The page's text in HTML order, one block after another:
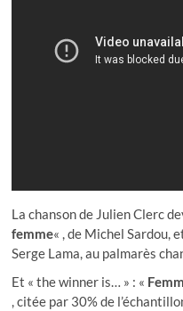
La chanson de Julien Clerc
femme« , de Michel Sardou,
Serge Lama, au palmarès
Et « the winner is… » : «
, citée par 30% de